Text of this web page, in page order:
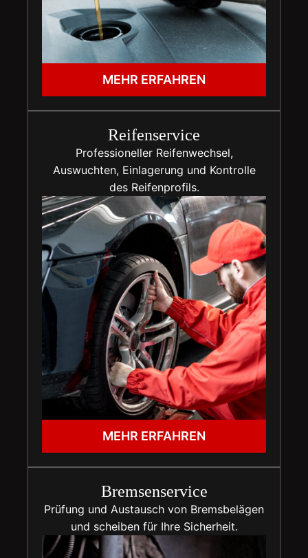
MEHR ERFAHREN
Reifenservice
Professioneller Reifenwechsel,
Auswuchten, Einlagerung und Kontrolle
des Reifenprofils.
MEHR ERFAHREN
Bremsenservice
Prüfung und Austausch von Bremsbelägen
und scheiben für Ihre Sicherheit.